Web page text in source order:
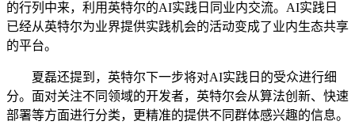
的行列中来，利用英特尔的AI实践日同业内交流。AI实践日
已经从英特尔为业界提供实践机会的活动变成了业内生态共享
的平台。
夏磊还提到，英特尔下一步将对AI实践日的受众进行细
分。面对关注不同领域的开发者，英特尔会从算法创新、快速
部署等方面进行分类，更精准的提供不同群体感兴趣的信息。